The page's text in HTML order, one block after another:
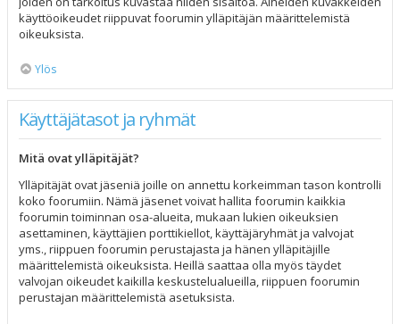
käyttöoikeudet riippuvat foorumin ylläpitäjän määrittelemistä
oikeuksista.
Ylös
Käyttäjätasot ja ryhmät
Mitä ovat ylläpitäjät?
Ylläpitäjät ovat jäseniä joille on annettu korkeimman tason kontrolli
koko foorumiin. Nämä jäsenet voivat hallita foorumin kaikkia
foorumin toiminnan osa-alueita, mukaan lukien oikeuksien
asettaminen, käyttäjien porttikiellot, käyttäjäryhmät ja valvojat
yms., riippuen foorumin perustajasta ja hänen ylläpitäjille
määrittelemistä oikeuksista. Heillä saattaa olla myös täydet
valvojan oikeudet kaikilla keskustelualueilla, riippuen foorumin
perustajan määrittelemistä asetuksista.